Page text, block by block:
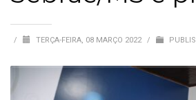
/ TERÇA-FEIRA, 08 MARÇO 2022 /